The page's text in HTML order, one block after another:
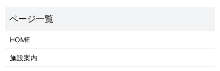
HOME
施設案内